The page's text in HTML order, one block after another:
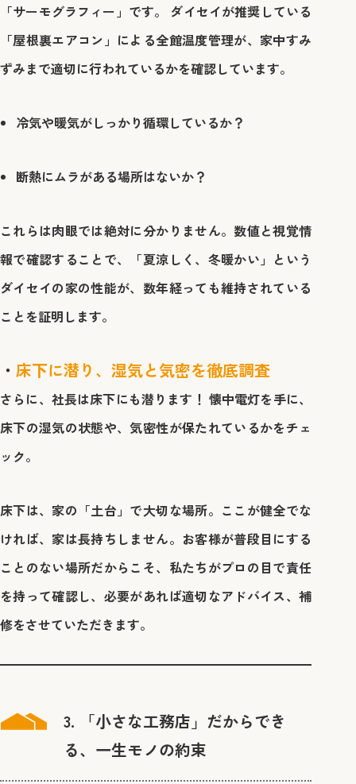
「サーモグラフィー」です。 ダイセイが推奨している
「屋根裏エアコン」による全館温度管理が、家中すみ
ずみまで適切に行われているかを確認しています。
冷気や暖気がしっかり循環しているか？
断熱にムラがある場所はないか？
これらは肉眼では絶対に分かりません。数値と視覚情
報で確認することで、「夏涼しく、冬暖かい」という
ダイセイの家の性能が、数年経っても維持されている
ことを証明します。
床下に潜り、湿気と気密を徹底調査
さらに、社長は床下にも潜ります！ 懐中電灯を手に、
床下の湿気の状態や、気密性が保たれているかをチェ
ック。
床下は、家の「土台」で大切な場所。ここが健全でな
ければ、家は長持ちしません。お客様が普段目にする
ことのない場所だからこそ、私たちがプロの目で責任
を持って確認し、必要があれば適切なアドバイス、補
修をさせていただきます。
3. 「小さな工務店」だからでき
る、一生モノの約束